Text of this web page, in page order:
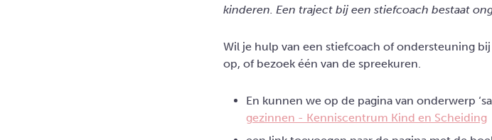
kinderen. Een traject bij een stiefcoach bestaat
Wil je hulp van een stiefcoach of ondersteuning
op, of bezoek één van de spreekuren.
En kunnen we op de pagina van onderwerp
gezinnen - Kenniscentrum Kind en Scheiding